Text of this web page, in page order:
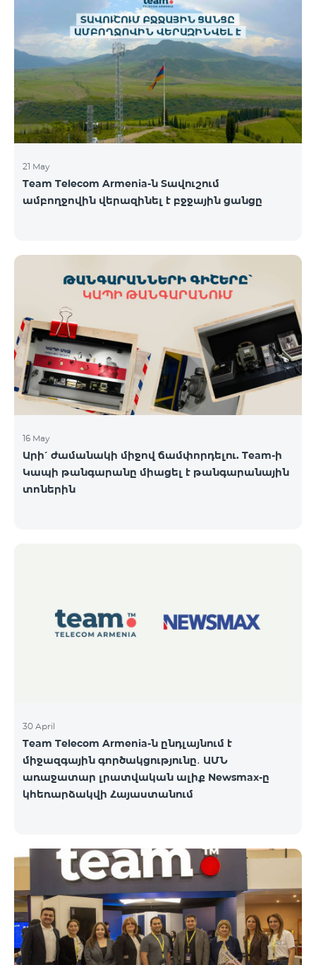
16500 փաթեթները տրամադրվում են հետևյալ
պայմաններով․ Առաջին 6 ամիսների ընթացքում՝
50% զեղչ, Հաջորդ 6 ամիսների ընթացքում՝ 25%
զեղչ։ ԿՈՍՄՈ սակագնային փաթեթների
ներառումներին մանրամասն ծանոթանալու
համար կարող եք անցնել հետևյալ հղմամբ՝
telecomarmenia.am/hy/cosmo * Ակցիան
երկարաձգվել է մինչ
21 May
Team Telecom Armenia-ն Տավուշում
ամբողջովին վերազինել է բջջային ցանցը
16 May
Արի՛ ժամանակի միջով ճամփորդելու. Team-ի
Կապի թանգարանը միացել է թանգարանային
տոներին
30 April
Team Telecom Armenia-ն ընդլայնում է
միջազգային գործակցությունը․ ԱՄՆ
առաջատար լրատվական ալիք Newsmax-ը
կհեռարձակվի Հայաստանում